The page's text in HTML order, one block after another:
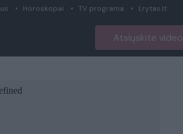
Horoskopai TV programa Lrytas.lt
Atsiųskite video